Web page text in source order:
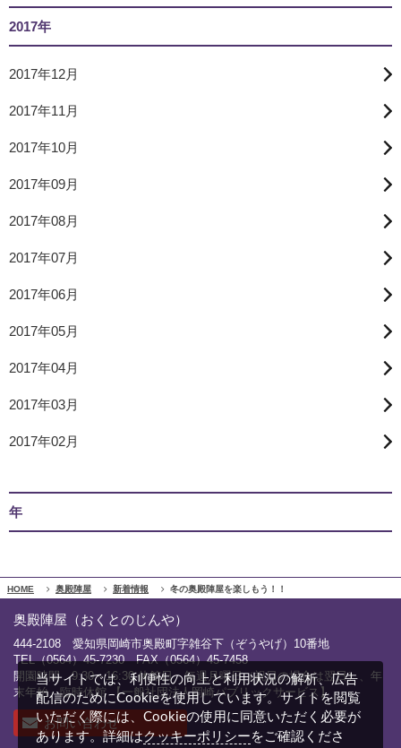
2017年
2017年12月
2017年11月
2017年10月
2017年09月
2017年08月
2017年07月
2017年06月
2017年05月
2017年04月
2017年03月
2017年02月
年
HOME 奥殿陣屋 新着情報 冬の奥殿陣屋を楽しもう！！
奥殿陣屋（おくとのじんや）
444-2108 愛知県岡崎市奥殿町字雑谷下（ぞうやげ）10番地
TEL（0564）45-7230 FAX（0564）45-7458
開園時間 9:30～16:30 休館日 毎週月曜日（祝日の場合は翌日）、年
末年始、臨時休館 【一般社団法人岡崎パブリックサービス】
お問い合わせ
当サイトでは、利便性の向上と利用状況の解析、広告
配信のためにCookieを使用しています。サイトを閲覧
いただく際には、Cookieの使用に同意いただく必要が
あります。詳細はクッキーポリシー をご確認くださ